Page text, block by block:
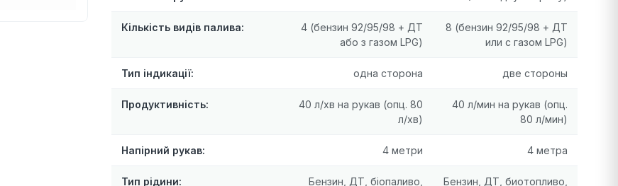
Кількість видів палива:
4 (бензин 92/95/98 + ДТ
або з газом LPG)
8 (бензин 92/95/98 + ДТ
или с газом LPG)
Тип індикації: одна сторона две стороны
Продуктивність:
40 л/хв на рукав (опц. 80
л/хв)
40 л/мин на рукав (опц.
80 л/мин)
Напірний рукав: 4 метри 4 метра
Тип рідини:
Бензин, ДТ, біопаливо,
Бензин, ДТ, биотопливо,